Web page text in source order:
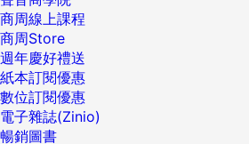
商周線上課程
商周Store
週年慶好禮送
紙本訂閱優惠
數位訂閱優惠
電子雜誌(Zinio)
暢銷圖書